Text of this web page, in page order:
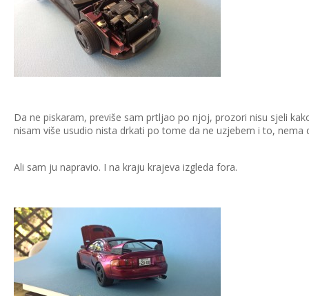
Da ne piskaram, previše sam prtljao po njoj, prozori nisu sjeli
nisam više usudio nista drkati po tome da ne uzjebem i to, nema
Ali sam ju napravio. I na kraju krajeva izgleda fora.